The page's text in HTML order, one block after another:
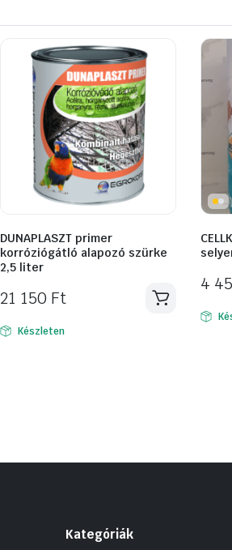
DUNAPLASZT primer
korróziógátló alapozó szürke
2,5 liter
21 150 Ft
Készleten
4
Kategóriák